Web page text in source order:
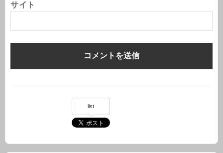
サイト
list